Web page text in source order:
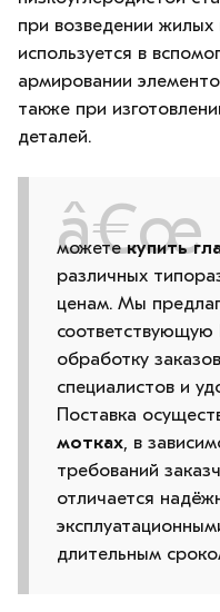
при возведении
используется в
армировании
также при
деталей.
можетекупить
различных
ценам. Мы
соответствующую
обработку
специалистов и
Поставка
мотках, в
требований
отличается
длительным